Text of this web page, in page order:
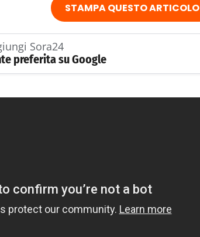
STAMPA QUESTO ARTICOLO
Sora24
preferita su Google